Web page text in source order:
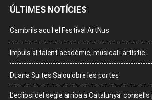
ÚLTIMES NOTÍCIES
Cambrils acull el Festival ArtNus
Impuls al talent acadèmic, musical i artístic
Duana Suites Salou obre les portes
L’eclipsi del segle arriba a Catalunya: